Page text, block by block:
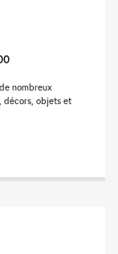
nombreux
décors, objets et